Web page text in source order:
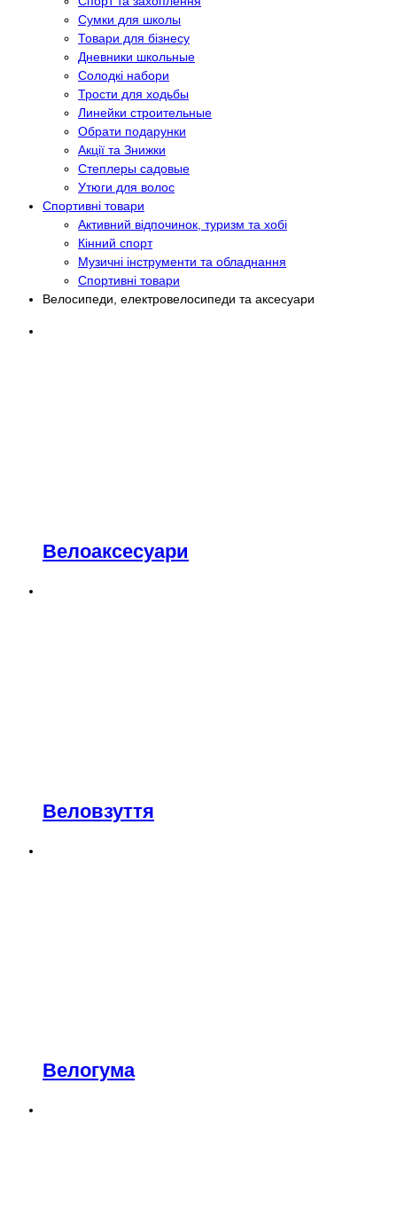
Сумки для школы
Товари для бізнесу
Дневники школьные
Солодкі набори
Трости для ходьбы
Линейки строительные
Обрати подарунки
Акції та Знижки
Степлеры садовые
Утюги для волос
Спортивні товари
Активний відпочинок, туризм та хобі
Кінний спорт
Музичні інструменти та обладнання
Спортивні товари
Велосипеди, електровелосипеди та аксесуари
Велоаксесуари
Веловзуття
Велогума